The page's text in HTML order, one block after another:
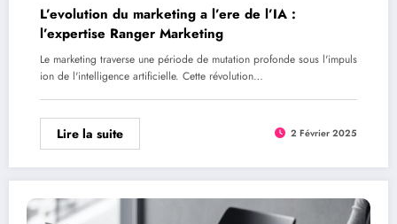
L’evolution du marketing a l’ere de l’IA :
l’expertise Ranger Marketing
Le marketing traverse une période de mutation profonde sous l'impuls
ion de l'intelligence artificielle. Cette révolution…
Lire la suite 2 Février 2025